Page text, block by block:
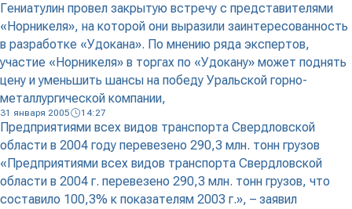
Гениатулин провел закрытую встречу с представителями
«Норникеля», на которой они выразили заинтересованность
в разработке «Удокана». По мнению ряда экспертов,
участие «Норникеля» в торгах по «Удокану» может поднять
цену и уменьшить шансы на победу Уральской горно-
металлургической компании,
31 января 2005 14:27
Предприятиями всех видов транспорта Свердловской
области в 2004 году перевезено 290,3 млн. тонн грузов
«Предприятиями всех видов транспорта Свердловской
области в 2004 г. перевезено 290,3 млн. тонн грузов, что
составило 100,3% к показателям 2003 г.», – заявил